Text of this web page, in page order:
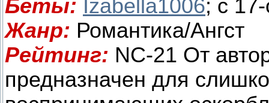
Беты: Izabella1006; с
Жанр: Романтика/Ангст
Рейтинг: NC-21 От
предназначен для